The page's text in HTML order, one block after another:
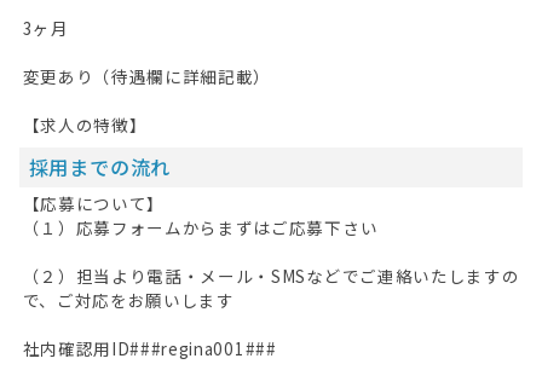
3ヶ月
変更あり（待遇欄に詳細記載）
【求人の特徴】
採用までの流れ
【応募について】
（１）応募フォームからまずはご応募下さい
（２）担当より電話・メール・SMSなどでご連絡いたしますの
で、ご対応をお願いします
社内確認用ID###regina001###